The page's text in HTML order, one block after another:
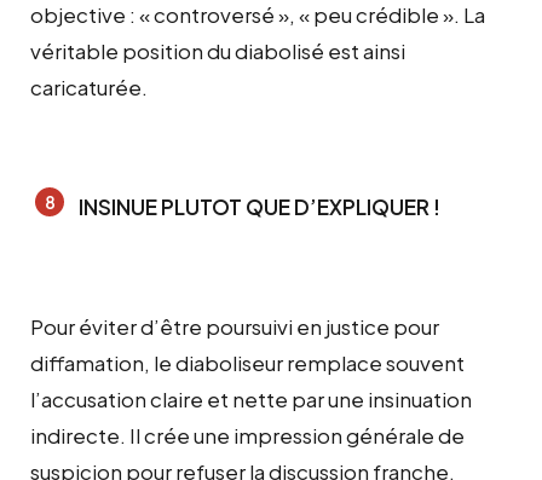
objective : « controversé », « peu crédible ». La
véritable position du diabolisé est ainsi
caricaturée.
INSINUE PLUTOT QUE D’EXPLIQUER !
Pour éviter d’être poursuivi en justice pour
diffamation, le diaboliseur remplace souvent
l’accusation claire et nette par une insinuation
indirecte. Il crée une impression générale de
suspicion pour refuser la discussion franche.